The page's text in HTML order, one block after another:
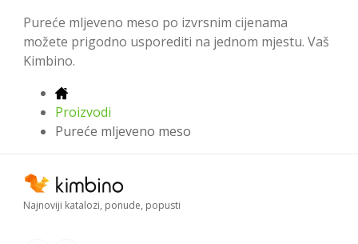
Pureće mljeveno meso po izvrsnim cijenama
možete prigodno usporediti na jednom mjestu. Vaš
Kimbino.
Proizvodi
Pureće mljeveno meso
Najnoviji katalozi, ponude, popusti